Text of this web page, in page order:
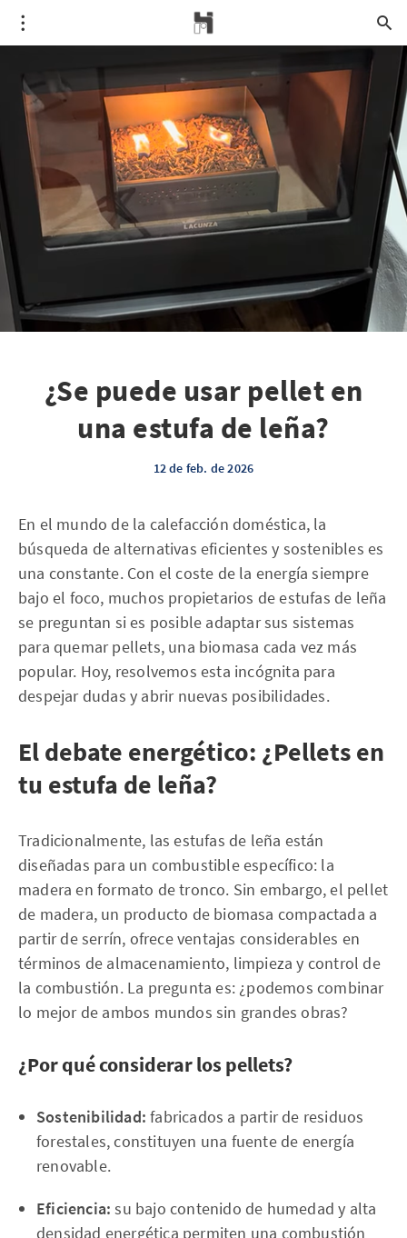
¿Se puede usar pellet en
una estufa de leña?
12 de feb. de 2026
En el mundo de la calefacción doméstica, la
búsqueda de alternativas eficientes y sostenibles es
una constante. Con el coste de la energía siempre
bajo el foco, muchos propietarios de estufas de leña
se preguntan si es posible adaptar sus sistemas
para quemar pellets, una biomasa cada vez más
popular. Hoy, resolvemos esta incógnita para
despejar dudas y abrir nuevas posibilidades.
El debate energético: ¿Pellets en
tu estufa de leña?
Tradicionalmente, las estufas de leña están
diseñadas para un combustible específico: la
madera en formato de tronco. Sin embargo, el pellet
de madera, un producto de biomasa compactada a
partir de serrín, ofrece ventajas considerables en
términos de almacenamiento, limpieza y control de
la combustión. La pregunta es: ¿podemos combinar
lo mejor de ambos mundos sin grandes obras?
¿Por qué considerar los pellets?
Sostenibilidad: fabricados a partir de residuos
forestales, constituyen una fuente de energía
renovable.
Eficiencia: su bajo contenido de humedad y alta
densidad energética permiten una combustión